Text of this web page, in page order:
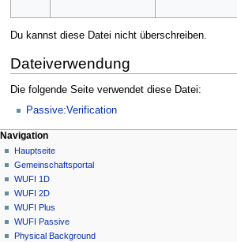
Du kannst diese Datei nicht überschreiben.
Dateiverwendung
Die folgende Seite verwendet diese Datei:
Passive:Verification
N
a
v
g
a
Seitenaktionen
Datei
Diskussion
Lesen
Quelltext
anzeigen
Versionsgeschichte
Meine Werkzeuge
Anmelden
Navigation
Hauptseite
Gemeinschafts­portal
WUFI 1D
WUFI 2D
WUFI Plus
WUFI Passive
Physical Background